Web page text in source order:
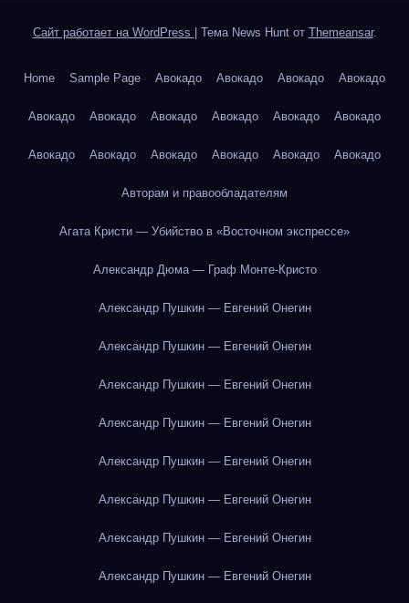
Сайт работает на WordPress Тема News Hunt от Themeansar.
Home Sample Page Авокадо Авокадо Авокадо Авокадо
Авокадо Авокадо Авокадо Авокадо Авокадо Авокадо
Авокадо Авокадо Авокадо Авокадо Авокадо Авокадо
Авторам и правообладателям
Агата Кристи — Убийство в «Восточном экспрессе»
Александр Дюма — Граф Монте-Кристо
Александр Пушкин — Евгений Онегин
Александр Пушкин — Евгений Онегин
Александр Пушкин — Евгений Онегин
Александр Пушкин — Евгений Онегин
Александр Пушкин — Евгений Онегин
Александр Пушкин — Евгений Онегин
Александр Пушкин — Евгений Онегин
Александр Пушкин — Евгений Онегин